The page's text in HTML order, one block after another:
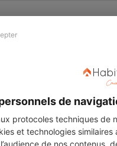
de
protocoles techniques de
et technologies
de nos contenus,
Revue de presse